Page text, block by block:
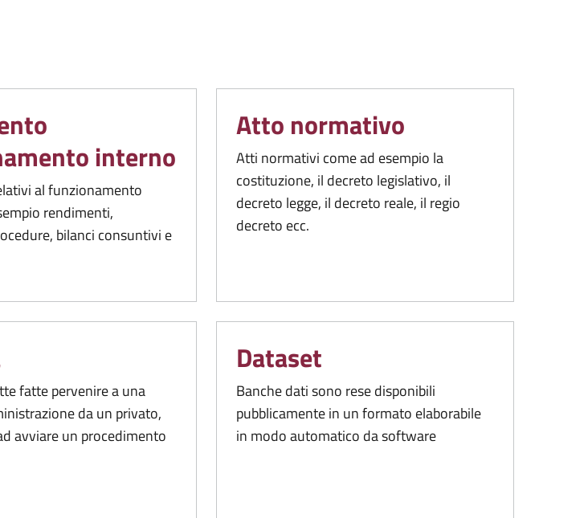
interno
al funzionamento
rendimenti,
bilanci consuntivi e
Atto normativo
Atti normativi come ad esempio la
costituzione, il decreto legislativo, il
decreto legge, il decreto reale, il regio
decreto ecc.
fatte pervenire a una
da un privato,
avviare un procedimento
Dataset
Banche dati sono rese disponibili
pubblicamente in un formato elaborabile
in modo automatico da software